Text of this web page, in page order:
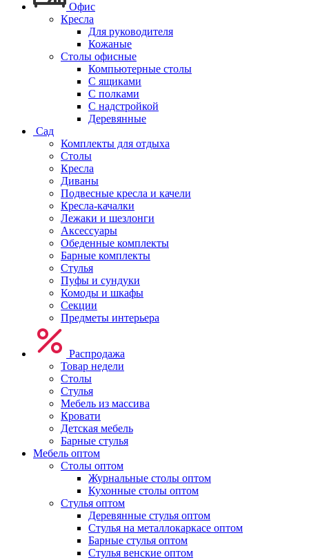
Офис
Кресла
Для руководителя
Кожаные
Столы офисные
Компьютерные столы
С ящиками
С полками
С надстройкой
Деревянные
Сад
Комплекты для отдыха
Столы
Кресла
Диваны
Подвесные кресла и качели
Кресла-качалки
Лежаки и шезлонги
Аксессуары
Обеденные комплекты
Барные комплекты
Стулья
Пуфы и сундуки
Комоды и шкафы
Секции
Предметы интерьера
Распродажа
Товар недели
Столы
Стулья
Мебель из массива
Кровати
Детская мебель
Барные стулья
Мебель оптом
Столы оптом
Журнальные столы оптом
Кухонные столы оптом
Стулья оптом
Деревянные стулья оптом
Стулья на металлокаркасе оптом
Барные стулья оптом
Стулья венские оптом